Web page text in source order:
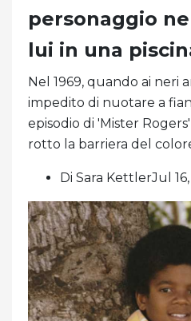
personaggio
lui in una
Nel 1969, quando ai neri
impedito di nuotare a
episodio di 'Mister
rotto la barriera del
Di Sara KettlerJul 16,